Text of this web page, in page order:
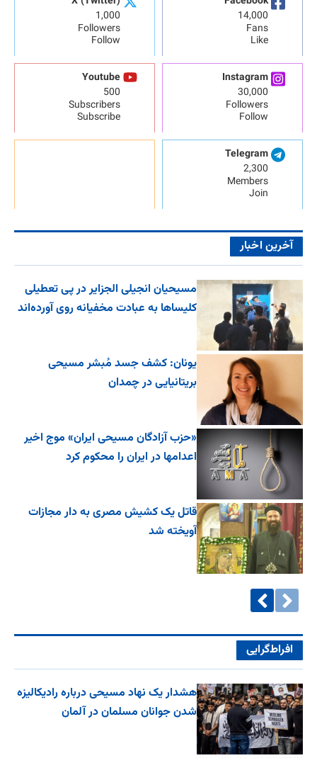
14,000
Fans
Like
1,000
Followers
Follow
Instagram
30,000
Followers
Follow
Youtube
500
Subscribers
Subscribe
Telegram
2,300
Members
Join
آخرین اخبار
مسیحیان انجیلی الجزایر در پی تعطیلی
کلیساها به عبادت مخفیانه روی آورده‌اند
یونان: کشف جسد مُبشر مسیحی
بریتانیایی در چمدان
«حزب آزادگان مسیحی ایران» موج اخیر
اعدامها در ایران را محکوم کرد
قاتل یک کشیش مصری به دار مجازات
آویخته شد
افراط‌گرایی
هشدار یک نهاد مسیحی درباره رادیکالیزه
شدن جوانان مسلمان در آلمان